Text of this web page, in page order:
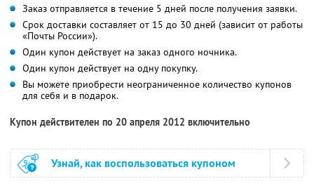
Заказ отправляется в течение 5 дней после получения заявки.
Срок доставки составляет от 15 до 30 дней (зависит от работы
«Почты России»).
Один купон действует на заказ одного ночника.
Один купон действует на одну покупку.
Вы можете приобрести неограниченное количество купонов
для себя и в подарок.
Купон действителен по 20 апреля 2012 включительно
Узнай, как воспользоваться купоном